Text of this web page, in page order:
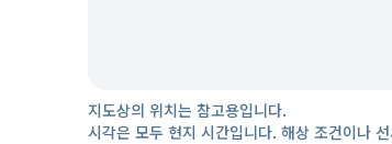
지도상의 위치는 참고용입니다.
시각은 모두 현지 시간입니다. 해상 조건이나